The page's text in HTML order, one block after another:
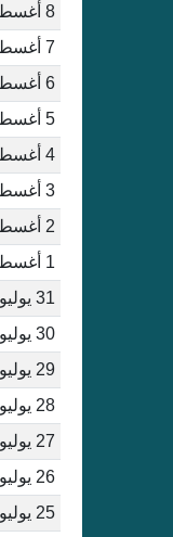
8 أغسطس 2026
7 أغسطس 2026
6 أغسطس 2026
5 أغسطس 2026
4 أغسطس 2026
3 أغسطس 2026
2 أغسطس 2026
1 أغسطس 2026
31 يوليو 2026
30 يوليو 2026
29 يوليو 2026
28 يوليو 2026
27 يوليو 2026
26 يوليو 2026
25 يوليو 2026